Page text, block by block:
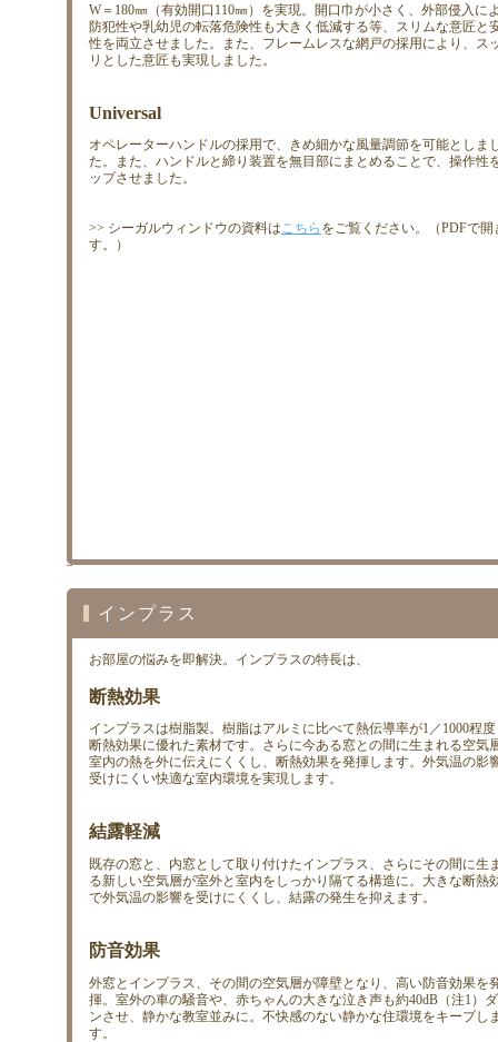
W＝180㎜（有効開口110㎜）を実現。開口巾が小さく、外部侵入に
防犯性や乳幼児の転落危険性も大きく低減する等、スリムな意匠と
性を両立させました。また、フレームレスな網戸の採用により、ス
リとした意匠も実現しました。
Universal
オペレーターハンドルの採用で、きめ細かな風量調節を可能としま
た。また、ハンドルと締り装置を無目部にまとめることで、操作性
ップさせました。
>> シーガルウィンドウの資料はこちら をご覧ください。（PDFで開
す。）
インプラス
お部屋の悩みを即解決。インプラスの特長は、
断熱効果
インプラスは樹脂製。樹脂はアルミに比べて熱伝導率が1／1000程
断熱効果に優れた素材です。さらに今ある窓との間に生まれる空気
室内の熱を外に伝えにくくし、断熱効果を発揮します。外気温の影
受けにくい快適な室内環境を実現します。
結露軽減
既存の窓と、内窓として取り付けたインプラス、さらにその間に生
る新しい空気層が室外と室内をしっかり隔てる構造に。大きな断熱
で外気温の影響を受けにくくし、結露の発生を抑えます。
防音効果
外窓とインプラス、その間の空気層が障壁となり、高い防音効果を
揮。室外の車の騒音や、赤ちゃんの大きな泣き声も約40dB（注1）
ンさせ、静かな教室並みに。不快感のない静かな住環境をキープし
す。